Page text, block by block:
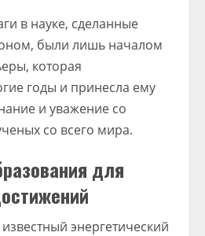
в науке, сделанные
были лишь началом
которая
годы и принесла ему
и уважение со
со всего мира.
для
энергетический